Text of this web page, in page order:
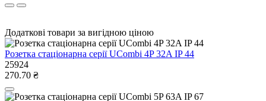
Додаткові товари за вигідною ціною
Розетка стаціонарна серії UСombi 4P 32A IP 44
25924
270.70 ₴